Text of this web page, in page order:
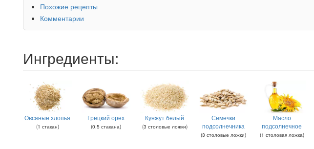
Похожие рецепты
Комментарии
Ингредиенты:
Овсяные хлопья
(1 стакан)
Грецкий орех
(0.5 стакана)
Кунжут белый
(3 столовые ложки)
Семечки
подсолнечника
(3 столовые ложки)
Масло
подсолнечное
(1 столовая ложка)